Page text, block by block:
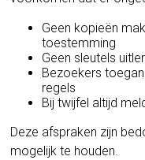
Geen kopieën
toestemming
Geen sleutels
Bezoekers
regels
Bij twijfel altijd
Deze afspraken zijn
mogelijk te houden.